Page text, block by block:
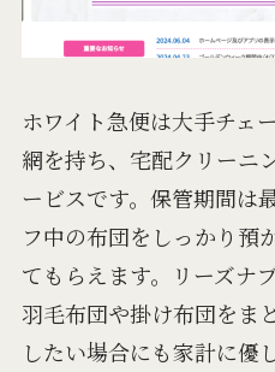
ホワイト急便は大手チェ
網を持ち、宅配クリーニ
ービスです。保管期間は
フ中の布団をしっかり預
てもらえます。リーズナ
羽毛布団や掛け布団をま
したい場合にも家計に優